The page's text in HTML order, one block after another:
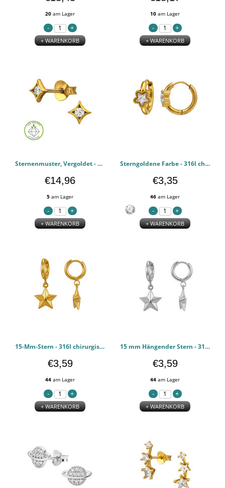
20 am Lager
+ WARENKORB
10 am Lager
+ WARENKORB
Sternenmuster, Vergoldet - 925er Sterling Silber Diamant-Ohrstecker PCJW51302
€14,96
5 am Lager
+ WARENKORB
Sterngoldene Farbe - 316l chirurgischen Edelstahl Ohrringe PCJW51278
€3,35
46 am Lager
+ WARENKORB
15-Mm-Stern - 316l chirurgischen Edelstahl Ohrringe PCJW51272
€3,59
44 am Lager
+ WARENKORB
15 mm Hängender Stern - 316l chirurgischen Edelstahl Ohrringe PCJW51271
€3,59
44 am Lager
+ WARENKORB